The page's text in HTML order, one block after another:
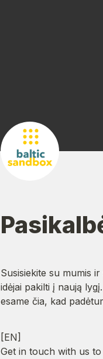
Susisiekite su mumis
idėjai pakilti į naują
esame čia, kad
[EN]
Get in touch with us